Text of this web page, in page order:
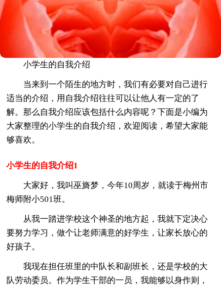
小学生的自我介绍
当来到一个陌生的地方时，我们有必要对自己进行
适当的介绍，用自我介绍往往可以让他人有一定的了
解。那么自我介绍应该包括什么内容呢？下面是小编为
大家整理的小学生的自我介绍，欢迎阅读，希望大家能
够喜欢。
小学生的自我介绍1
大家好，我叫巫旖梦，今年10周岁，就读于梅州市
梅师附小501班。
从我一踏进学校这个神圣的地方起，我就下定决心
要努力学习，做个让老师满意的好学生，让家长放心的
好孩子。
我现在担任班里的中队长和副班长，还是学校的大
队劳动委员。作为学生干部的一员，我能够以身作则，